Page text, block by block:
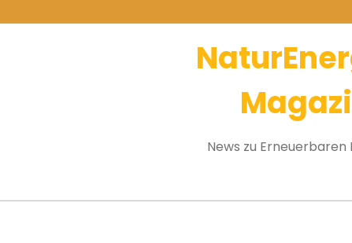
News zu Erneuerbaren